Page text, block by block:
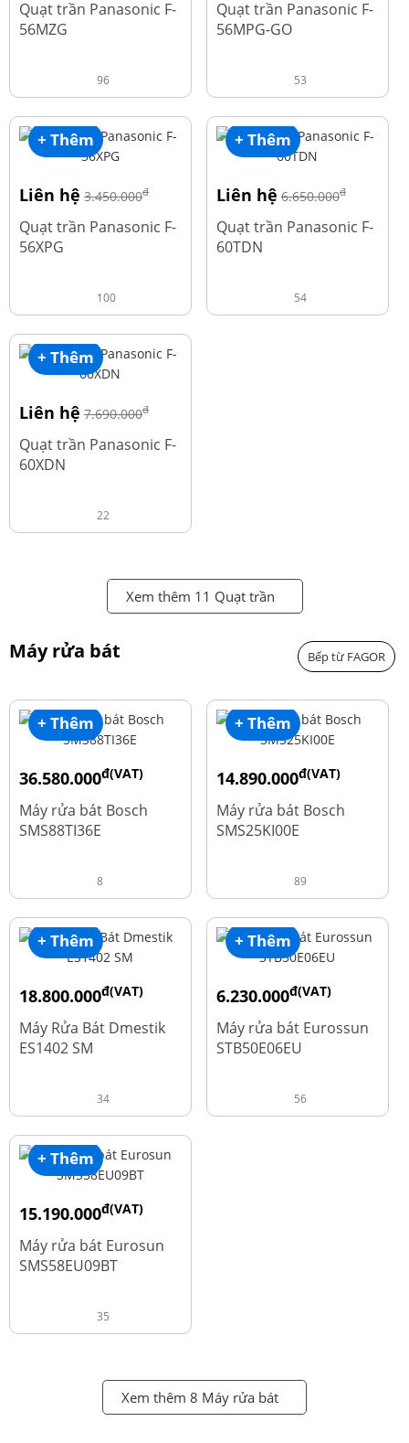
Quạt trần Panasonic F-
56MZG
96
Quạt trần Panasonic F-
56MPG-GO
53
+ Thêm
Liên hệ 3.450.000đ
Quạt trần Panasonic F-
56XPG
100
+ Thêm
Liên hệ 6.650.000đ
Quạt trần Panasonic F-
60TDN
54
+ Thêm
Liên hệ 7.690.000đ
Quạt trần Panasonic F-
60XDN
22
Xem thêm 11 Quạt trần
Máy rửa bát Bếp từ FAGOR
+ Thêm
36.580.000đ(VAT)
50.740.000
Máy rửa bát Bosch
SMS88TI36E
8
+ Thêm
14.890.000đ(VAT)
24.270.000
Máy rửa bát Bosch
SMS25KI00E
89
+ Thêm
18.800.000đ(VAT)
23.500.000
Máy Rửa Bát Dmestik
ES1402 SM
34
+ Thêm
6.230.000đ(VAT)
7.790.000
Máy rửa bát Eurossun
STB50E06EU
56
+ Thêm
15.190.000đ(VAT)
18.990.000
Máy rửa bát Eurosun
SMS58EU09BT
35
Xem thêm 8 Máy rửa bát